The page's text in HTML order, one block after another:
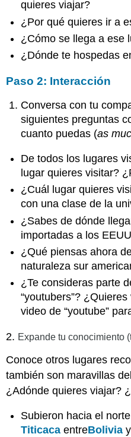
quieres viajar?
¿Por qué quieres ir a
¿Cómo se llega a ese
¿Dónde te hospedas
Paso 2: Interacción
Conversa con tu
siguientes preguntas
cuanto puedas (as
De todos los lugares
lugar quieres visitar?
¿Cuál lugar quieres
con una clase de la
¿Sabes de dónde
importadas a los
¿Qué piensas ahora
naturaleza sur
¿Te consideras parte
“youtubers”?
video de “youtube”
2. Expande tu conocimiento
Conoce otros lugares
también son maravillas
¿Adónde quieres viajar?
Subieron hacia el
Titicaca entreBolivia y